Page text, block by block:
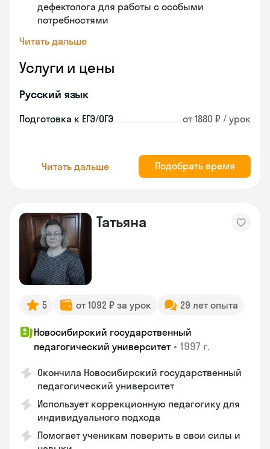
дефектолога для работы с особыми
потребностями
Читать дальше
Услуги и цены
Русский язык
Подготовка к ЕГЭ/ОГЭ от 1880 ₽ / урок
Читать дальше Подобрать время
Татьяна
5 от 1092 ₽ за урок 29 лет опыта
Новосибирский государственный
педагогический университет • 1997 г.
Окончила Новосибирский государственный
педагогический университет
Использует коррекционную педагогику для
индивидуального подхода
Помогает ученикам поверить в свои силы и